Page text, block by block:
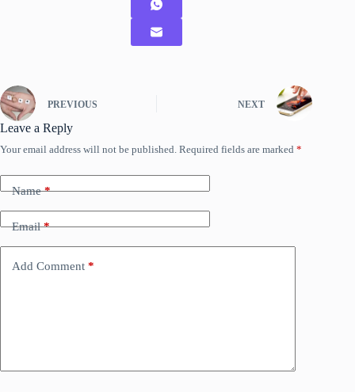
PREVIOUS NEXT
Leave a Reply
Your email address will not be published. Required fields are marked *
Name*
Email*
Add Comment *